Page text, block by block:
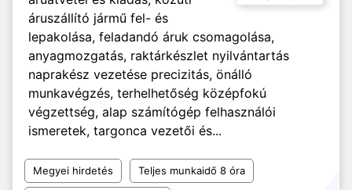
áruszállító jármű fel- és
lepakolása, feladandó áruk csomagolása,
anyagmozgatás, raktárkészlet nyilvántartás
naprakész vezetése precizitás, önálló
munkavégzés, terhelhetőség középfokú
végzettség, alap számítógép felhasználói
ismeretek, targonca vezetői és...
Megyei hirdetés Teljes munkaidő 8 óra